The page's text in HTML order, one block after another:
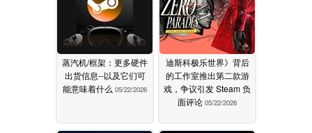
蒸汽机/框架：更多硬件
出货信息--以及它们可
能意味着什么 05/22/2026
迪斯科极乐世界》背后
的工作室推出第二款游
戏，争议引发 Steam 负
面评论 05/22/2026